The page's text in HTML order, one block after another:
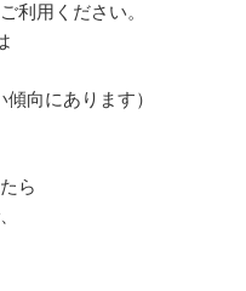
利用ください。
向にあります）
ら